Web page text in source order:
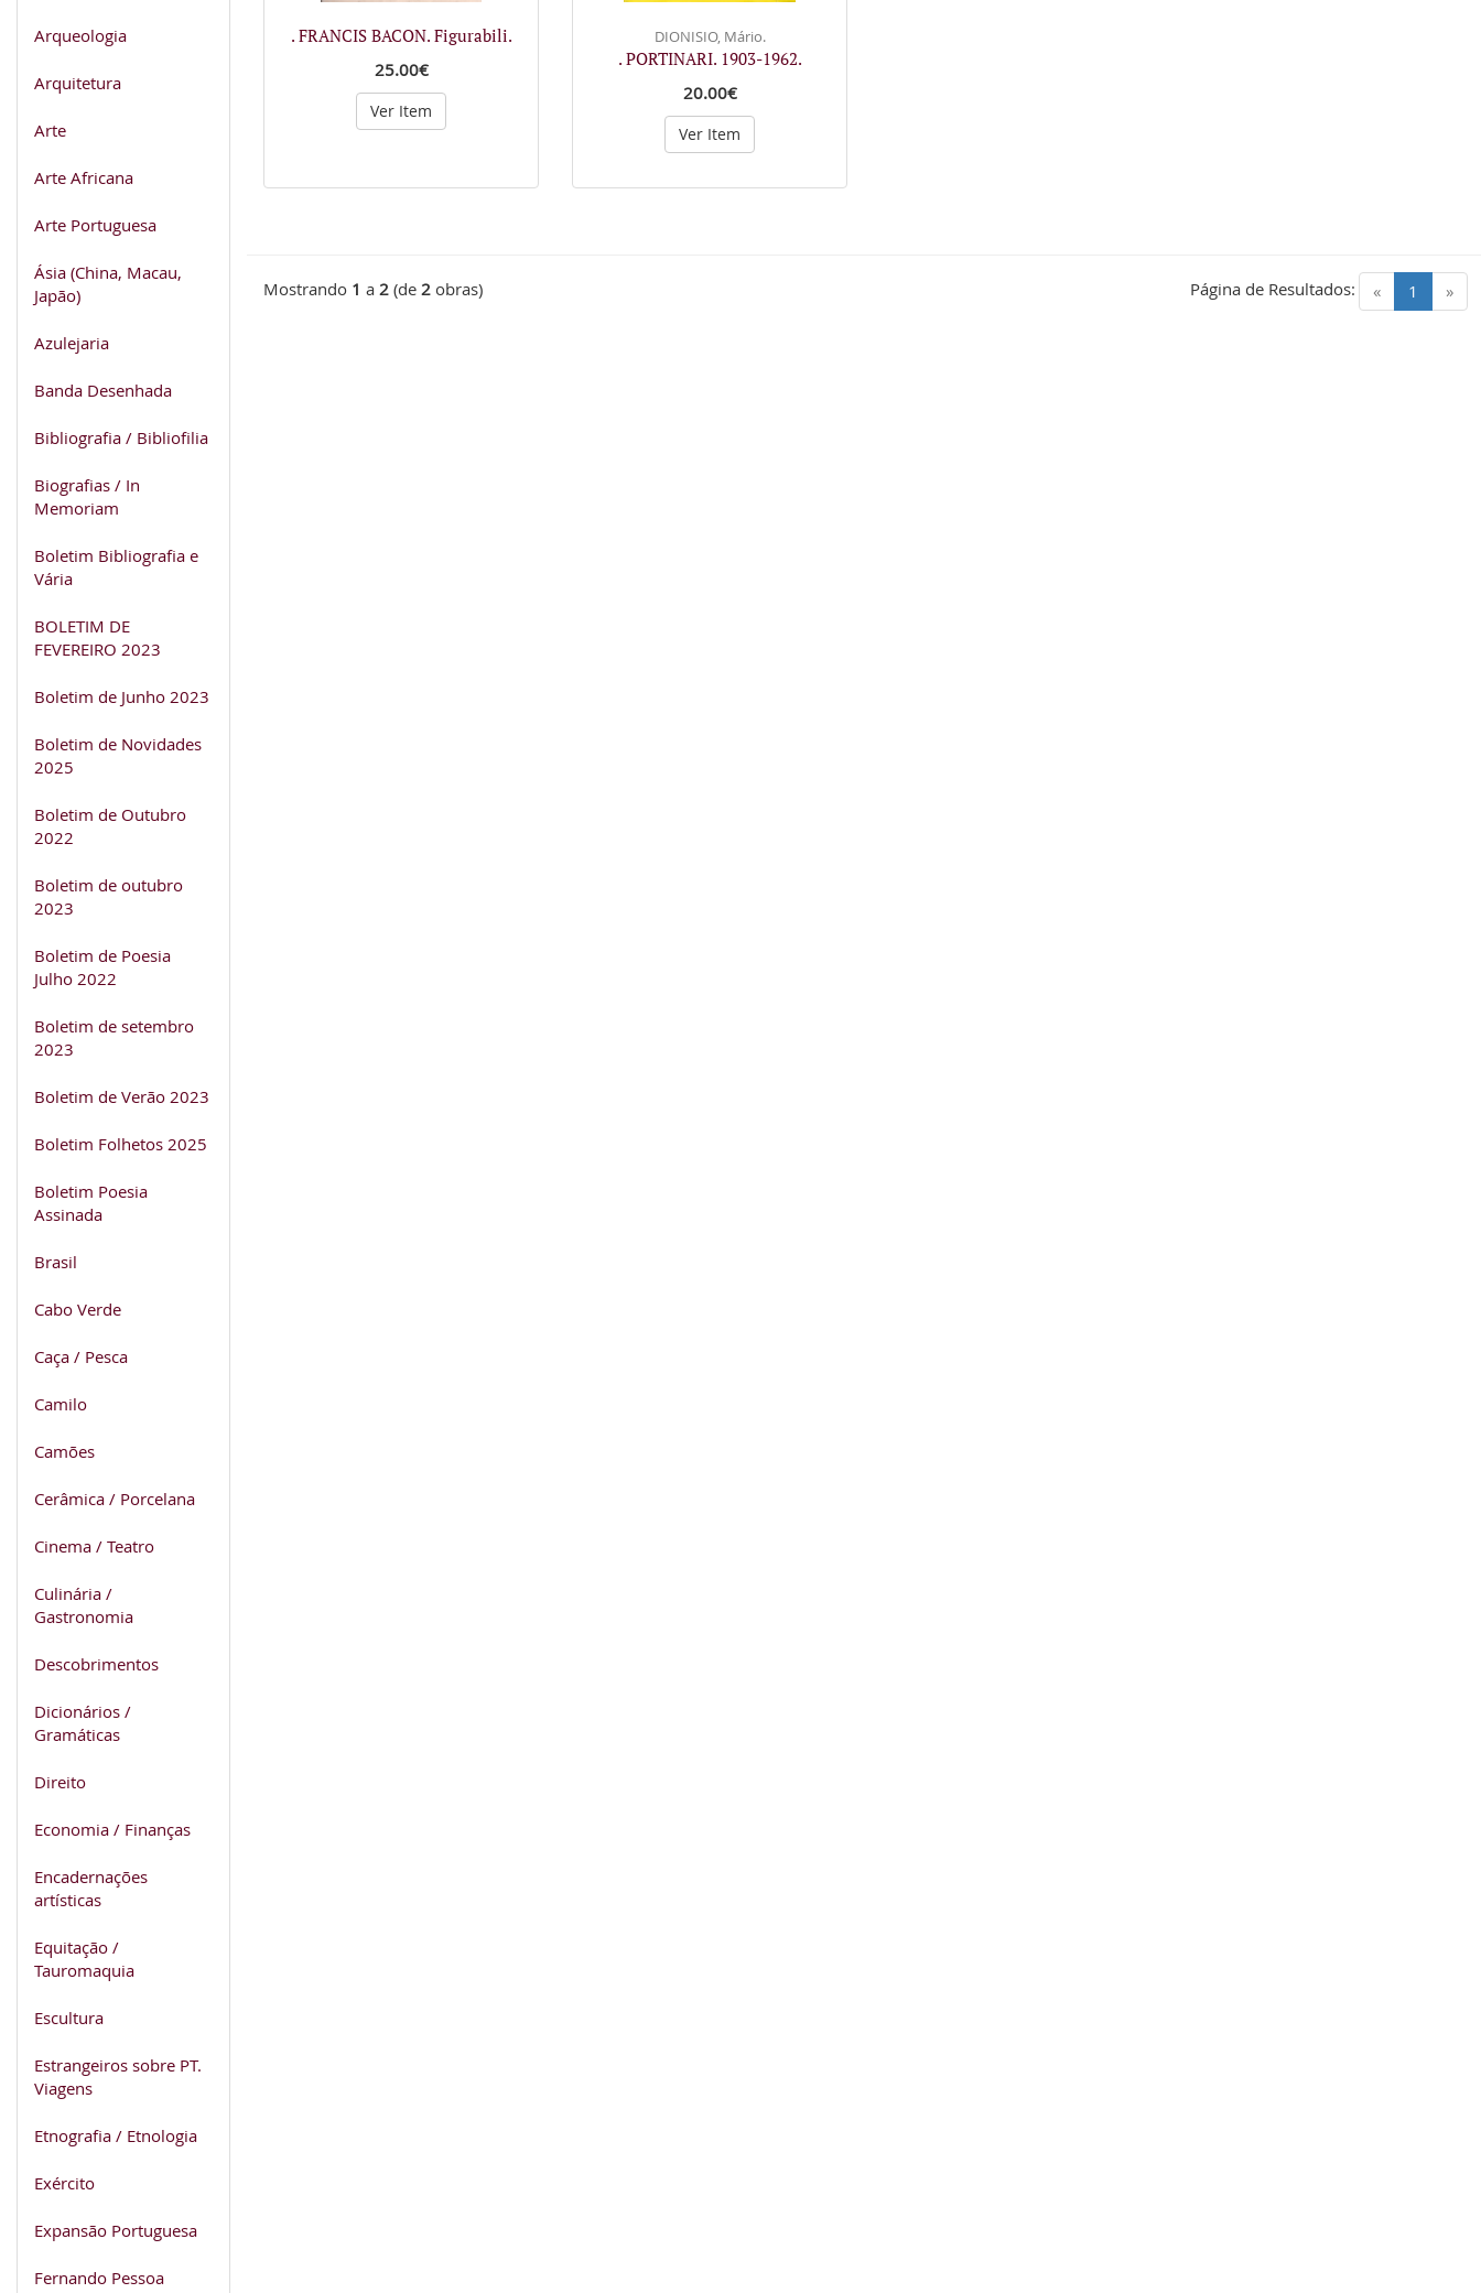
Arqueologia
Arquitetura
Arte
Arte Africana
Arte Portuguesa
Ásia (China, Macau,
Japão)
Azulejaria
Banda Desenhada
Bibliografia / Bibliofilia
Biografias / In
Memoriam
Boletim Bibliografia e
Vária
BOLETIM DE
FEVEREIRO 2023
Boletim de Junho 2023
Boletim de Novidades
2025
Boletim de Outubro
2022
Boletim de outubro
2023
Boletim de Poesia
Julho 2022
Boletim de setembro
2023
Boletim de Verão 2023
Boletim Folhetos 2025
Boletim Poesia
Assinada
Brasil
Cabo Verde
Caça / Pesca
Camilo
Camões
Cerâmica / Porcelana
Cinema / Teatro
Culinária /
Gastronomia
Descobrimentos
Dicionários /
Gramáticas
Direito
Economia / Finanças
Encadernações
artísticas
Equitação /
Tauromaquia
Escultura
Estrangeiros sobre PT.
Viagens
Etnografia / Etnologia
Exército
Expansão Portuguesa
Fernando Pessoa
. FRANCIS BACON. Figurabili.
25.00€
Ver Item
DIONISIO, Mário.
. PORTINARI. 1903-1962.
20.00€
Ver Item
Mostrando 1 a 2 (de 2 obras) « 1 (current)
»
Página de Resultados: